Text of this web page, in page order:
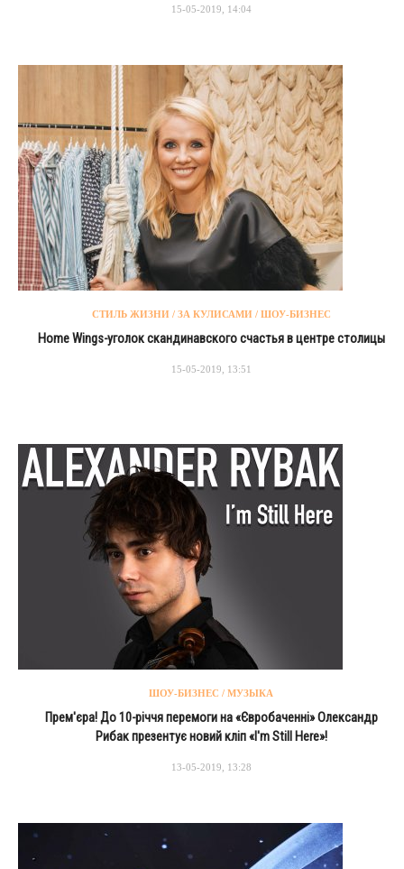
15-05-2019, 14:04
СТИЛЬ ЖИЗНИ / ЗА КУЛИСАМИ / ШОУ-БИЗНЕС
Home Wings-уголок скандинавского счастья в центре столицы
15-05-2019, 13:51
ШОУ-БИЗНЕС / МУЗЫКА
Прем'єра! До 10-річчя перемоги на «Євробаченні» Олександр
Рибак презентує новий кліп «I'm Still Here»!
13-05-2019, 13:28